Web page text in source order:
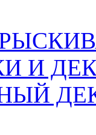
И